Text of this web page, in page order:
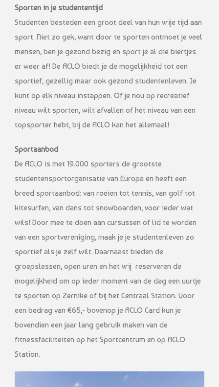
Sporten in je studententijd
Studenten besteden een groot deel van hun vrije tijd aan
sport. Niet zo gek, want door te sporten ontmoet je veel
mensen, ben je gezond bezig en sport je al die biertjes
er weer af! De ACLO biedt je de mogelijkheid tot een
sportief, gezellig maar ook gezond studentenleven. Je
kunt op elk niveau instappen. Of je nou op recreatief
niveau wilt sporten, wilt afvallen of het niveau van een
topsporter hebt, bij de ACLO kan het allemaal!
Sportaanbod
De ACLO is met 19.000 sporters de grootste
studentensportorganisatie van Europa en heeft een
breed sportaanbod: van roeien tot tennis, van golf tot
kitesurfen, van dans tot snowboarden, voor ieder wat
wils! Door mee te doen aan cursussen of lid te worden
van een sportvereniging, maak je je studentenleven zo
sportief als je zelf wilt. Daarnaast bieden de
groepslessen, open uren en het vrij reserveren de
mogelijkheid om op ieder moment van de dag een uurtje
te sporten op Zernike of bij het Centraal Station. Voor
een bedrag van €65,- bovenop je ACLO Card kun je
bovendien een jaar lang gebruik maken van de
fitnessfaciliteiten op het Sportcentrum en op ACLO
Station.